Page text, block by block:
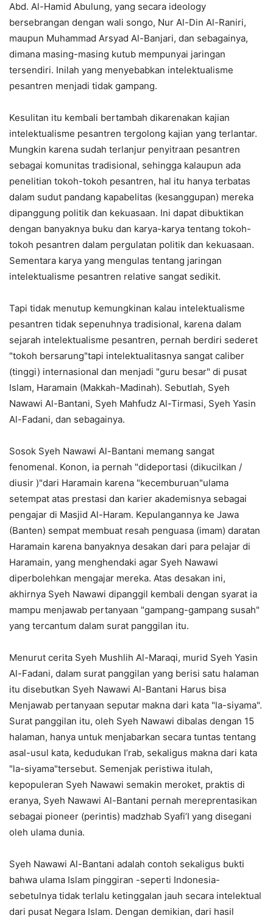
Abd. Al-Hamid Abulung, yang secara ideology
bersebrangan dengan wali songo, Nur Al-Din Al-Raniri,
maupun Muhammad Arsyad Al-Banjari, dan sebagainya,
dimana masing-masing kutub mempunyai jaringan
tersendiri. Inilah yang menyebabkan intelektualisme
pesantren menjadi tidak gampang.
Kesulitan itu kembali bertambah dikarenakan kajian
intelektualisme pesantren tergolong kajian yang terlantar.
Mungkin karena sudah terlanjur penyitraan pesantren
sebagai komunitas tradisional, sehingga kalaupun ada
penelitian tokoh-tokoh pesantren, hal itu hanya terbatas
dalam sudut pandang kapabelitas (kesanggupan) mereka
dipanggung politik dan kekuasaan. Ini dapat dibuktikan
dengan banyaknya buku dan karya-karya tentang tokoh-
tokoh pesantren dalam pergulatan politik dan kekuasaan.
Sementara karya yang mengulas tentang jaringan
intelektualisme pesantren relative sangat sedikit.
Tapi tidak menutup kemungkinan kalau intelektualisme
pesantren tidak sepenuhnya tradisional, karena dalam
sejarah intelektualisme pesantren, pernah berdiri sederet
"tokoh bersarung"tapi intelektualitasnya sangat caliber
(tinggi) internasional dan menjadi "guru besar" di pusat
Islam, Haramain (Makkah-Madinah). Sebutlah, Syeh
Nawawi Al-Bantani, Syeh Mahfudz Al-Tirmasi, Syeh Yasin
Al-Fadani, dan sebagainya.
Sosok Syeh Nawawi Al-Bantani memang sangat
fenomenal. Konon, ia pernah "dideportasi (dikucilkan /
diusir )"dari Haramain karena "kecemburuan"ulama
setempat atas prestasi dan karier akademisnya sebagai
pengajar di Masjid Al-Haram. Kepulangannya ke Jawa
(Banten) sempat membuat resah penguasa (imam) daratan
Haramain karena banyaknya desakan dari para pelajar di
Haramain, yang menghendaki agar Syeh Nawawi
diperbolehkan mengajar mereka. Atas desakan ini,
akhirnya Syeh Nawawi dipanggil kembali dengan syarat ia
mampu menjawab pertanyaan "gampang-gampang susah"
yang tercantum dalam surat panggilan itu.
Menurut cerita Syeh Mushlih Al-Maraqi, murid Syeh Yasin
Al-Fadani, dalam surat panggilan yang berisi satu halaman
itu disebutkan Syeh Nawawi Al-Bantani Harus bisa
Menjawab pertanyaan seputar makna dari kata "la-siyama".
Surat panggilan itu, oleh Syeh Nawawi dibalas dengan 15
halaman, hanya untuk menjabarkan secara tuntas tentang
asal-usul kata, kedudukan I’rab, sekaligus makna dari kata
"la-siyama"tersebut. Semenjak peristiwa itulah,
kepopuleran Syeh Nawawi semakin meroket, praktis di
eranya, Syeh Nawawi Al-Bantani pernah mereprentasikan
sebagai pioneer (perintis) madzhab Syafi’I yang disegani
oleh ulama dunia.
Syeh Nawawi Al-Bantani adalah contoh sekaligus bukti
bahwa ulama Islam pinggiran -seperti Indonesia-
sebetulnya tidak terlalu ketinggalan jauh secara intelektual
dari pusat Negara Islam. Dengan demikian, dari hasil